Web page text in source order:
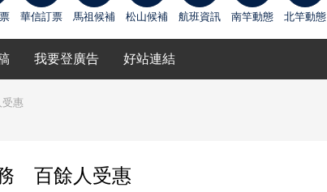
華信訂票 馬祖候補 松山候補 航班資訊 南竿動態 北竿動態
我要登廣告 好站連結
惠
百餘人受惠